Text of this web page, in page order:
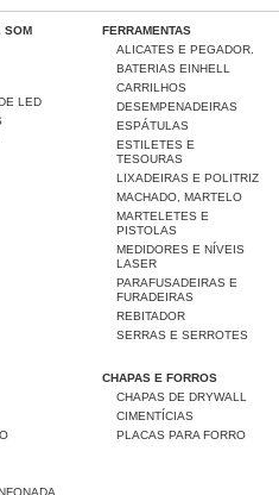
SOM
LED
FERRAMENTAS
ALICATES E PEGADOR.
BATERIAS EINHELL
CARRILHOS
DESEMPENADEIRAS
ESPÁTULAS
ESTILETES E
TESOURAS
LIXADEIRAS E POLITRIZ
MACHADO, MARTELO
MARTELETES E
PISTOLAS
MEDIDORES E NÍVEIS
LASER
PARAFUSADEIRAS E
FURADEIRAS
REBITADOR
SERRAS E SERROTES
CHAPAS E FORROS
CHAPAS DE DRYWALL
CIMENTÍCIAS
PLACAS PARA FORRO